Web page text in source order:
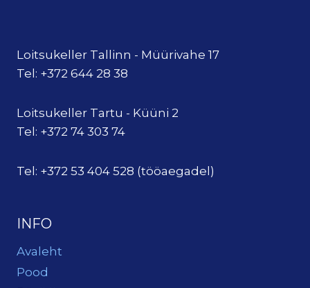
Loitsukeller Tallinn - Müürivahe 17
Tel: +372 644 28 38
Loitsukeller Tartu - Küüni 2
Tel: +372 74 303 74
Tel: +372 53 404 528 (tööaegadel)
INFO
Avaleht
Pood